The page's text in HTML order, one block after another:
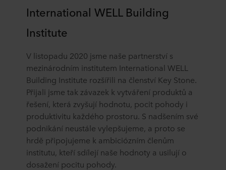
International WELL Building
Institute
V listopadu 2020 jsme naše partnerství s
mezinárodním institutem International WELL
Building Institute rozšířili na členství Key Stone.
Přijali jsme tak závazek k vytváření produktů a
řešení, která zvyšují hodnotu, pocit pohody i
produktivitu každého prostoru. S nadšením své
podnikání neustále vylepšujeme, a proto se
hrdě připojujeme k ambiciózním členům
institutu, kteří sdílejí naše hodnoty a usilují o
dosažení pocitu pohody.